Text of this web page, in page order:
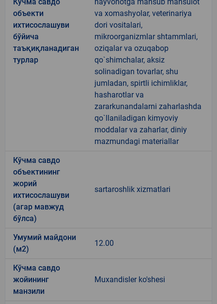
объекти
ихтисослашуви
бўйича
таъқиқланадиган
турлар
va xomashyolar, veterinariya
dori vositalari,
mikroorganizmlar shtammlari,
oziqalar va ozuqabop
qo`shimchalar, aksiz
solinadigan tovarlar, shu
jumladan, spirtli ichimliklar,
hasharotlar va
zararkunandalarni zaharlashda
qo`llaniladigan kimyoviy
moddalar va zaharlar, diniy
mazmundagi materiallar
Кўчма савдо
объектининг
жорий
ихтисослашуви
(агар мавжуд
бўлса)
sartaroshlik xizmatlari
Умумий майдони
(м2)
12.00
Кўчма савдо
жойининг
манзили
Muxandisler ko'shesi